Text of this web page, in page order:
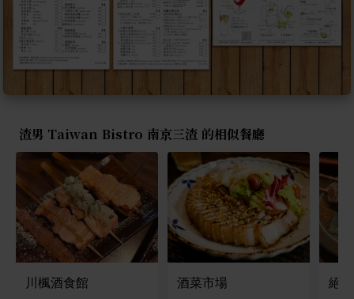
渣男 Taiwan Bistro 南京三渣 的相似餐廳
川楓酒食館 酒菜市場 絕